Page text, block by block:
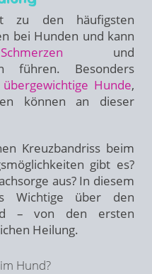
zu den häufigsten
bei Hunden und kann
Schmerzen und
führen. Besonders
übergewichtige Hunde,
können an dieser
Kreuzbandriss beim
gibt es?
aus? In diesem
Wichtige über den
– von den ersten
Heilung.
Hund?